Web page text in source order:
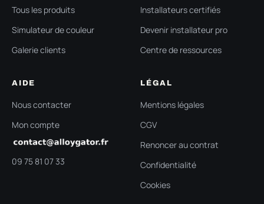
Tous les produits
Simulateur de couleur
Galerie clients
Installateurs certifiés
Devenir installateur pro
Centre de ressources
AIDE
Nous contacter
Mon compte
09 75 81 07 33
LÉGAL
Mentions légales
CGV
Renoncer au contrat
Confidentialité
Cookies